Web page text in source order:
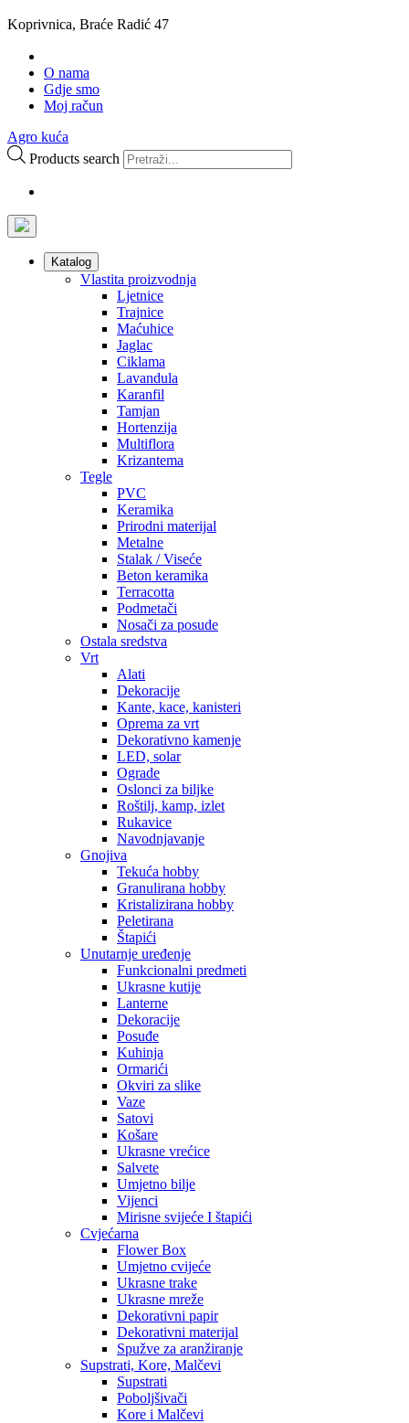
Koprivnica, Braće Radić 47
O nama
Gdje smo
Moj račun
Agro kuća
Products search
Katalog
Vlastita proizvodnja
Ljetnice
Trajnice
Maćuhice
Jaglac
Ciklama
Lavandula
Karanfil
Tamjan
Hortenzija
Multiflora
Krizantema
Tegle
PVC
Keramika
Prirodni materijal
Metalne
Stalak / Viseće
Beton keramika
Terracotta
Podmetači
Nosači za posude
Ostala sredstva
Vrt
Alati
Dekoracije
Kante, kace, kanisteri
Oprema za vrt
Dekorativno kamenje
LED, solar
Ograde
Oslonci za biljke
Roštilj, kamp, izlet
Rukavice
Navodnjavanje
Gnojiva
Tekuća hobby
Granulirana hobby
Kristalizirana hobby
Peletirana
Štapići
Unutarnje uređenje
Funkcionalni predmeti
Ukrasne kutije
Lanterne
Dekoracije
Posuđe
Kuhinja
Ormarići
Okviri za slike
Vaze
Satovi
Košare
Ukrasne vrećice
Salvete
Umjetno bilje
Vijenci
Mirisne svijeće I štapići
Cvjećarna
Flower Box
Umjetno cvijeće
Ukrasne trake
Ukrasne mreže
Dekorativni papir
Dekorativni materijal
Spužve za aranžiranje
Supstrati, Kore, Malčevi
Supstrati
Poboljšivači
Kore i Malčevi